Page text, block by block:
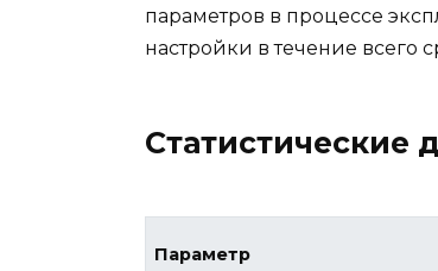
параметров в процессе
настройки в течение всего
Параметр